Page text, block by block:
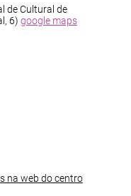
de Cultural de
6) google maps
na web do centro